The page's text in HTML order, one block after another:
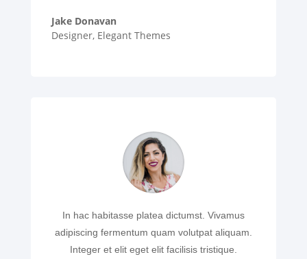
Jake Donavan
Designer, Elegant Themes
In hac habitasse platea dictumst. Vivamus
adipiscing fermentum quam volutpat aliquam.
Integer et elit eget elit facilisis tristique.